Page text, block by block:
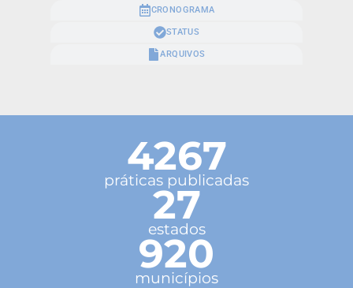
CRONOGRAMA
STATUS
ARQUIVOS
4267
práticas publicadas
27
estados
920
municípios